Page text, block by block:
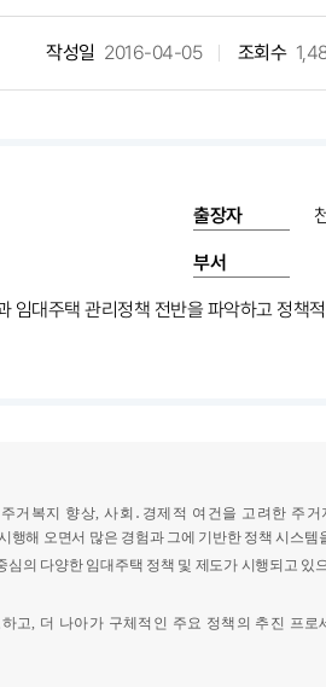
작성일 2016-04-05 조회수
출장자
부서
임대주택 관리정책 전반을 파악하고 정책
주거복지 향상,사회 ․ 경제적 여건을 고려한 주
행해 오면서 많은 경험과 그에 기반한 정책 시스템
의 다양한 임대주택 정책 및 제도가 시행되고 있
고, 더 나아가 구체적인 주요 정책의 추진 프로